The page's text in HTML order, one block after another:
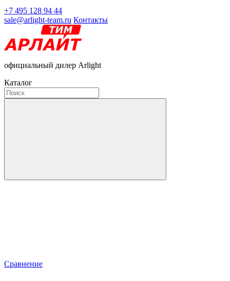
+7 495 128 94 44
sale@arlight-team.ru Контакты
официальный дилер Arlight
Каталог
Сравнение